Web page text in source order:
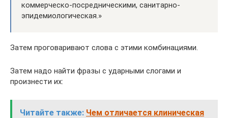
коммерческо-посредническими, санитарно-
эпидемиологическая.»
Затем проговаривают слова с этими комбинациями.
Затем надо найти фразы с ударными слогами и
произнести их:
Читайте также: Чем отличается клиническая